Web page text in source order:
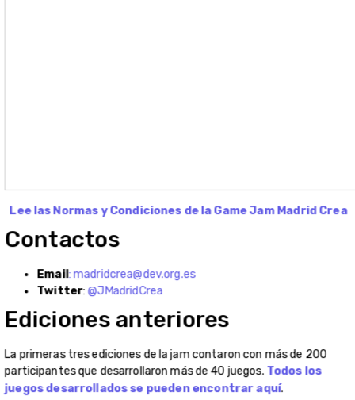
Lee las Normas y Condiciones de la Game Jam Madrid Crea
Contactos
Email: madridcrea@dev.org.es
Twitter: @JMadridCrea
Ediciones anteriores
La primeras tres ediciones de la jam contaron con más de 200
participantes que desarrollaron más de 40 juegos. Todos los
juegos desarrollados se pueden encontrar aquí.